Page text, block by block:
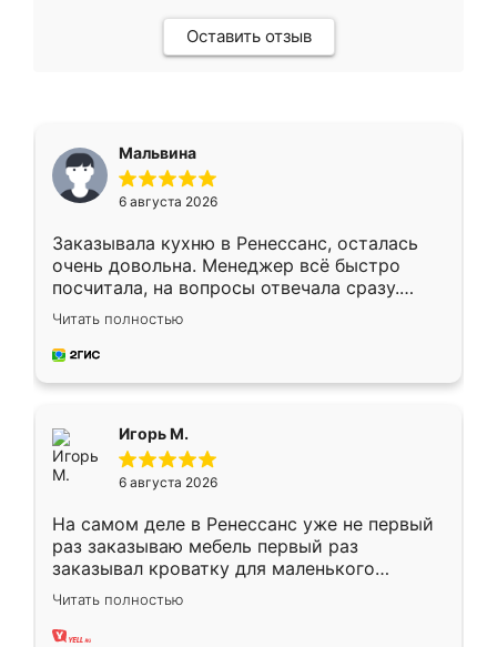
Оставить отзыв
Мальвина
6 августа 2026
Заказывала кухню в Ренессанс, осталась
очень довольна. Менеджер всё быстро
посчитала, на вопросы отвечала сразу.
Замерщик приехал в субботу, подошёл к
делу со всей ответственностью. Собрали
за день, ребята работали аккуратно, даже
Читать полностью
Игорь М.
6 августа 2026
На самом деле в Ренессанс уже не первый
раз заказываю мебель первый раз
заказывал кроватку для маленького
ребёнка при его рождении ,во второй раз
заказал шкаф-купе. По качеству очень
хорошее сборка достаточно быстрая,
Читать полностью